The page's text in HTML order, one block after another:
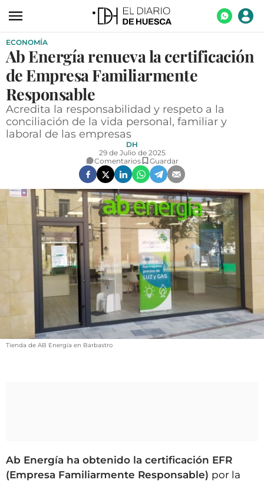
ACTUALIDAD
ECONOMÍA
TECNOLOGÍA
TURISMO
AGROALIMENTACIÓN
SOCIEDAD
OPINIÓN
GALERÍAS
VÍDEOS
CONTACTAR
FIESTAS EN EL ALTO ARAGÓN
FIESTAS DE SAN LORENZO
CLUB DEL AMIGO MILITANTE
ECONOMÍA
Ab Energía renueva la certificación
de Empresa Familiarmente
Responsable
Acredita la responsabilidad y respeto a la
conciliación de la vida personal, familiar y
laboral de las empresas
DH
29 de Julio de 2025
Comentarios
Guardar
Tienda de AB Energía en Barbastro
Ab Energía ha obtenido la certificación EFR
(Empresa Familiarmente Responsable) por la